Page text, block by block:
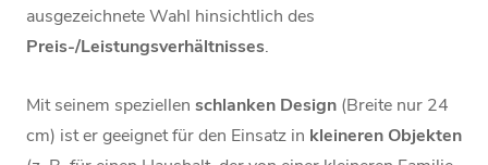
ausgezeichnete Wahl hinsichtlich des
Preis-/Leistungsverhältnisses.
Mit seinem speziellen schlanken Design (Breite nur 24
cm) ist er geeignet für den Einsatz in kleineren Objekten